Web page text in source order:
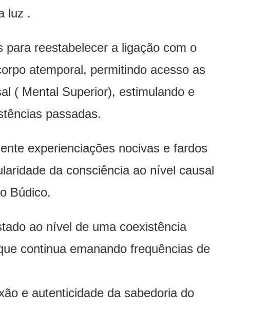
luz .
reestabelecer a ligação com o
atemporal, permitindo acesso as
( Mental Superior), estimulando e
passadas.
experienciações nocivas e fardos
da consciência ao nível causal
Búdico.
ao nível de uma coexistência
continua emanando frequências de
e autenticidade da sabedoria do